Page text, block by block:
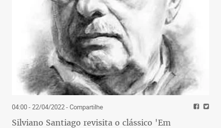
04:00 - 22/04/2022- Compartilhe
Silviano Santiago revisita o clássico 'Em